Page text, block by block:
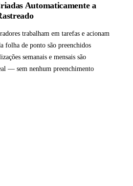
Automaticamente a
trabalham em tarefas e acionam
folha de ponto são preenchidos
semanais e mensais são
— sem nenhum preenchimento